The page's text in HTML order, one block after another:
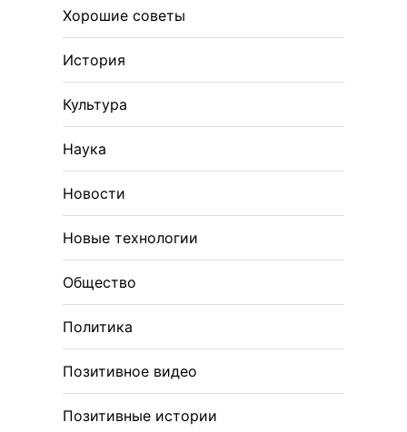
Хорошие советы
История
Культура
Наука
Новости
Новые технологии
Общество
Политика
Позитивное видео
Позитивные истории